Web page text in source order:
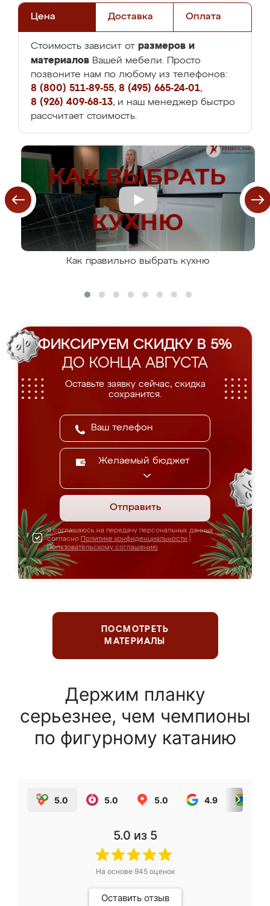
Цена Доставка Оплата
Стоимость зависит от размеров и
материалов Вашей мебели. Просто
позвоните нам по любому из телефонов:
8 (800) 511-89-55, 8 (495) 665-24-01,
8 (926) 409-68-13, и наш менеджер быстро
рассчитает стоимость.
Как правильно выбрать кухню
ФИКСИРУЕМ СКИДКУ В 5%
ДО КОНЦА АВГУСТА
Оставьте заявку сейчас, скидка
сохранится.
Желаемый бюджет
Отправить
Я соглашаюсь на передачу персональных данных
согласно Политике конфиденциальности
Пользовательскому соглашению
ПОСМОТРЕТЬ
МАТЕРИАЛЫ
Держим планку
серьезнее, чем чемпионы
по фигурному катанию
5.0 5.0 5.0 4.9
5.0 из 5
На основе 945оценок
Оставить отзыв